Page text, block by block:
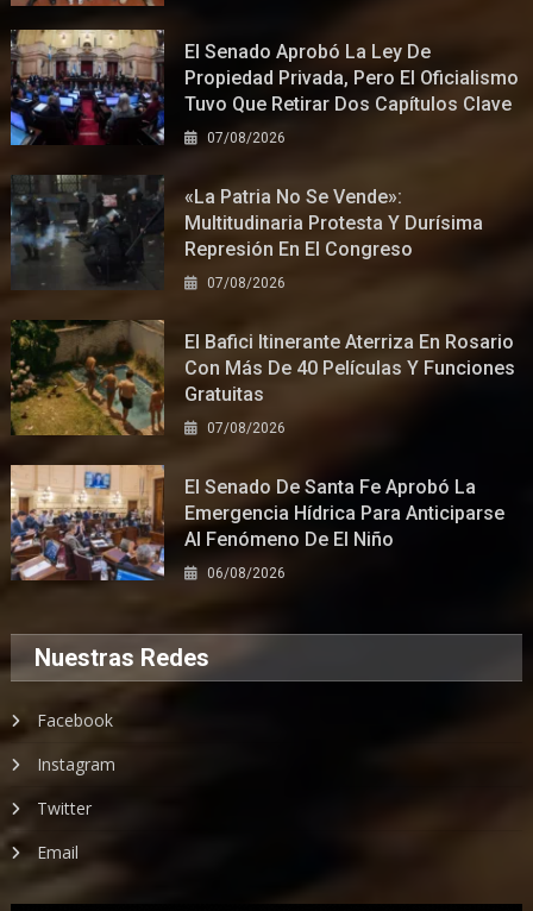
El Senado Aprobó La Ley De
Propiedad Privada, Pero El Oficialismo
Tuvo Que Retirar Dos Capítulos Clave
07/08/2026
«La Patria No Se Vende»:
Multitudinaria Protesta Y Durísima
Represión En El Congreso
07/08/2026
El Bafici Itinerante Aterriza En Rosario
Con Más De 40 Películas Y Funciones
Gratuitas
07/08/2026
El Senado De Santa Fe Aprobó La
Emergencia Hídrica Para Anticiparse
Al Fenómeno De El Niño
06/08/2026
Nuestras Redes
Facebook
Instagram
Twitter
Email